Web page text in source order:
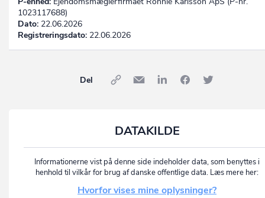
1023117688)
Dato: 22.06.2026
Registreringsdato: 22.06.2026
Del
DATAKILDE
Informationerne vist på denne side indeholder data, som benyttes i
henhold til vilkår for brug af danske offentlige data. Læs mere her:
Hvorfor vises mine oplysninger?